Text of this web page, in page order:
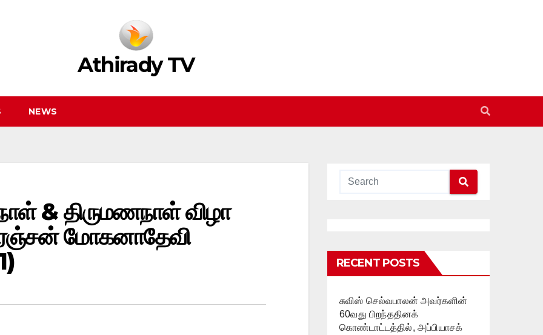
Athirady TV
NEWS
& திருமணநாள் விழா
மோகனாதேவி
RECENT POSTS
சுவிஸ் செல்வபாலன் அவர்களின்
60வது பிறந்ததினக்
கொண்டாட்டத்தில், அப்பியாசக்